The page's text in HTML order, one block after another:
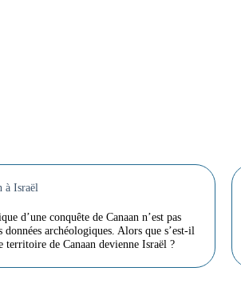
à Israël
d’une conquête de Canaan n’est pas
données archéologiques. Alors que s’est-il
territoire de Canaan devienne Israël ?